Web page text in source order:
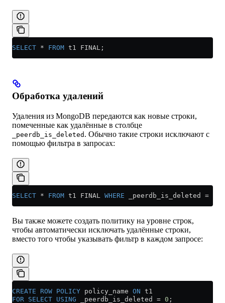
SELECT * FROM t1 FINAL;
Обработка удалений
Удаления из MongoDB передаются как новые строки,
помеченные как удалённые в столбце
_peerdb_is_deleted . Обычно такие строки исключают с
помощью фильтра в запросах:
SELECT * FROM t1 FINAL WHERE _peerdb_is_deleted =
Вы также можете создать политику на уровне строк,
чтобы автоматически исключать удалённые строки,
вместо того чтобы указывать фильтр в каждом запросе:
CREATE ROW POLICY policy_name ON t1
FOR SELECT USING _peerdb_is_deleted = 0 ;